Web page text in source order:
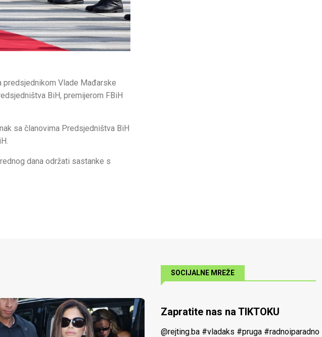
predsjednikom Vlade Mađarske
BiH, premijerom FBiH
sa članovima Predsjedništva BiH
dana održati sastanke s
SOCIJALNE MREŽE
Zapratite nas na TIKTOKU
@rejting.ba #vladaks #pruga #radnoiparadno